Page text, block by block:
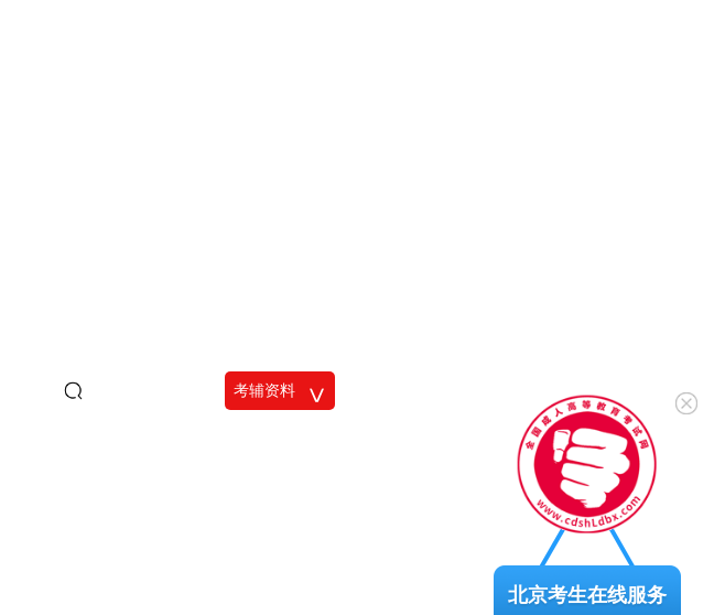
考辅资料 <
北京考生在线服务